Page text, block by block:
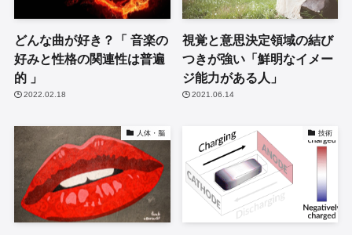
どんな曲が好き？「 音楽の
好みと性格の関連性は普遍
的 」
2022.02.18
視覚と意思決定領域の結び
つきが強い「鮮明なイメー
ジ能力がある人」
2021.06.14
人体・脳 技術